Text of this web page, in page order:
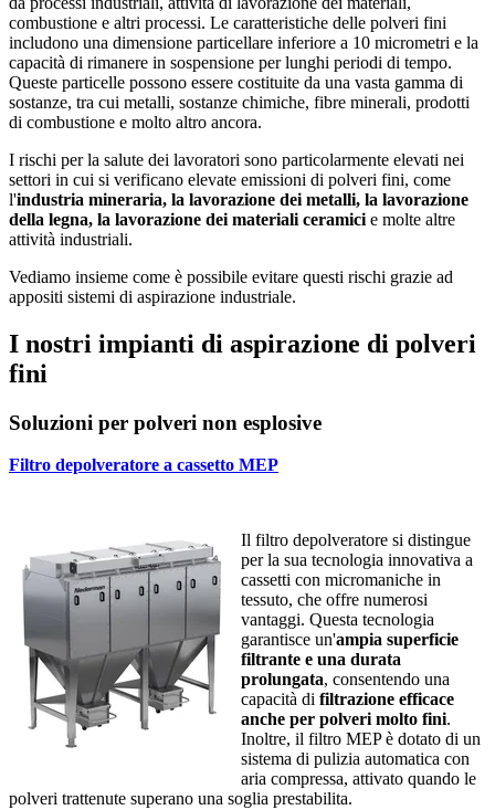
combustione e altri processi. Le caratteristiche delle polveri fini
includono una dimensione particellare inferiore a 10 micrometri e la
capacità di rimanere in sospensione per lunghi periodi di tempo.
Queste particelle possono essere costituite da una vasta gamma di
sostanze, tra cui metalli, sostanze chimiche, fibre minerali, prodotti
di combustione e molto altro ancora.
I rischi per la salute dei lavoratori sono particolarmente elevati nei
settori in cui si verificano elevate emissioni di polveri fini, come
l'industria mineraria, la lavorazione dei metalli, la lavorazione
della legna, la lavorazione dei materiali ceramici e molte altre
attività industriali.
Vediamo insieme come è possibile evitare questi rischi grazie ad
appositi sistemi di aspirazione industriale.
I nostri impianti di aspirazione di polveri
fini
Soluzioni per polveri non esplosive
Filtro depolveratore a cassetto MEP
Il filtro depolveratore si distingue
per la sua tecnologia innovativa a
cassetti con micromaniche in
tessuto, che offre numerosi
vantaggi. Questa tecnologia
garantisce un'ampia superficie
filtrante e una durata
prolungata, consentendo una
capacità di filtrazione efficace
anche per polveri molto fini.
Inoltre, il filtro MEP è dotato di un
sistema di pulizia automatica con
aria compressa, attivato quando le
polveri trattenute superano una soglia prestabilita.